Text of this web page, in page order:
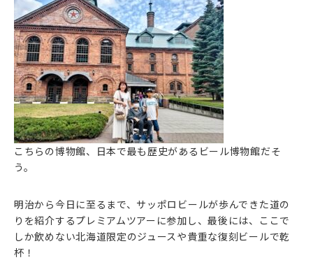
こちらの博物館、日本で最も歴史があるビール博物館だそ
う。
明治から今日に至るまで、サッポロビールが歩んできた道の
りを紹介するプレミアムツアーに参加し、最後には、ここで
しか飲めない北海道限定のジュースや貴重な復刻ビールで乾
杯！